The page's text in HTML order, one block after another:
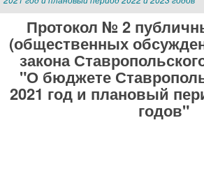
Протокол № 2
(общественных
закона
"О бюджете
2021 год и плановый
годов"